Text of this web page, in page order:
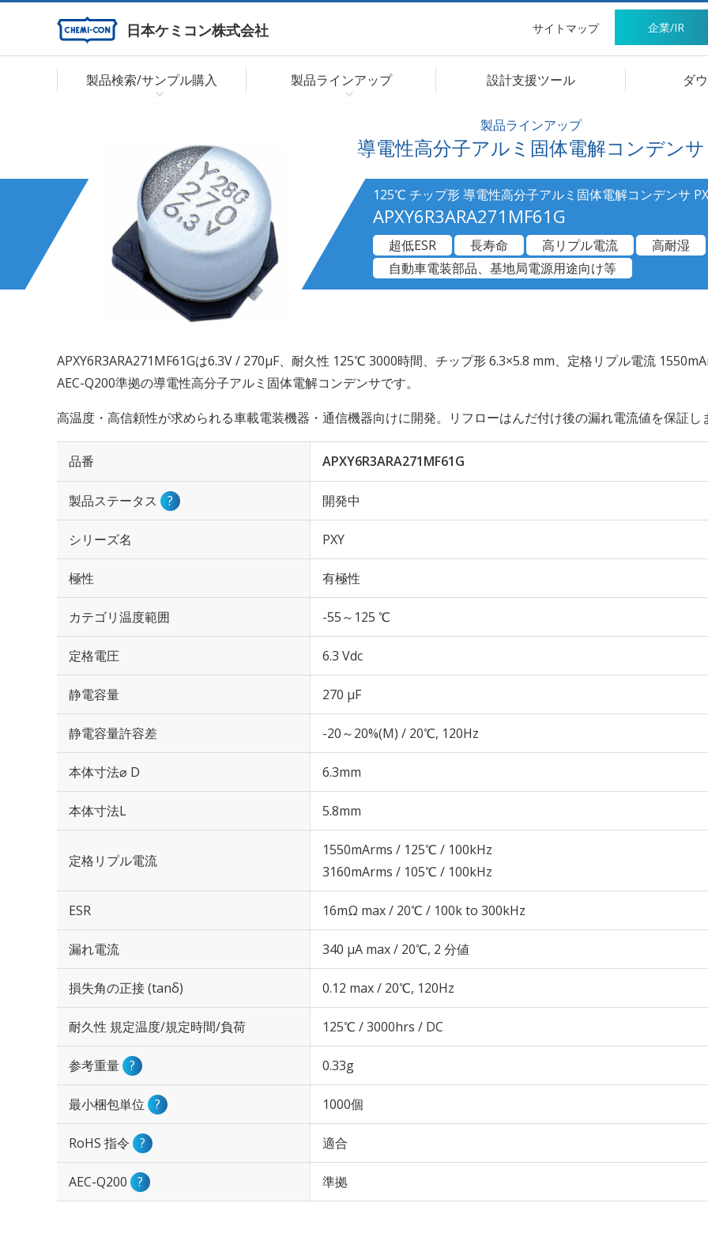
日本ケミコン株式会社 サイトマップ 企業/IR
製品検索/サンプル購入 製品ラインアップ 設計支援ツール ダ
製品ラインアップ
導電性高分子アルミ固体電解コンデンサ
125℃ チップ形 導電性高分子アルミ固体電解コンデンサ
APXY6R3ARA271MF61G
超低ESR 長寿命 高リプル電流
高耐湿
自動車電装部品、基地局電源用途向け等
APXY6R3ARA271MF61Gは6.3V / 270µF、耐久性 125℃ 3000時間、チップ形 6.3×5.8 mm、定格リプル電流
AEC-Q200準拠の導電性高分子アルミ固体電解コンデンサです。
高温度・高信頼性が求められる車載電装機器・通信機器向けに開発。リフローはんだ付け後の漏れ電流値を保証し
品番 APXY6R3ARA271MF61G
製品ステータス ? 開発中
シリーズ名 PXY
極性 有極性
カテゴリ温度範囲 -55～125 ℃
定格電圧 6.3 Vdc
静電容量 270 µF
静電容量許容差 -20～20%(M) / 20℃, 120Hz
本体寸法⌀ D 6.3mm
本体寸法L 5.8mm
定格リプル電流
1550mArms / 125℃ / 100kHz
3160mArms / 105℃ / 100kHz
ESR 16mΩ max / 20℃ / 100k to 300kHz
漏れ電流 340 μA max / 20℃, 2 分値
損失角の正接 (tanδ) 0.12 max / 20℃, 120Hz
耐久性 規定温度/規定時間/負荷 125℃ / 3000hrs / DC
参考重量 ? 0.33g
最小梱包単位 ? 1000個
RoHS 指令 ? 適合
AEC-Q200 ? 準拠